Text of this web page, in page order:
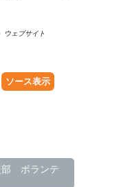
ウェブサイト
ソース表示
部 ボランテ